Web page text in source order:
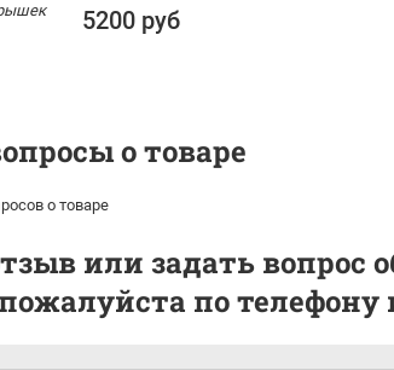
5200 руб
о товаре
о товаре
или задать вопрос
по телефону